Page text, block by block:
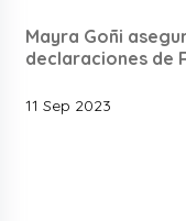
Mayra Goñi
declaraciones de
11 Sep 2023